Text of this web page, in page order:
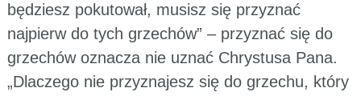
będziesz pokutował, musisz się przyznać
najpierw do tych grzechów” – przyznać się do
grzechów oznacza nie uznać Chrystusa Pana.
„Dlaczego nie przyznajesz się do grzechu, który